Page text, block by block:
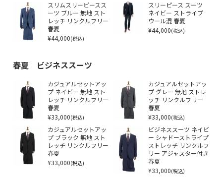
スリムスリーピースス
ーツ ブルー 無地 スト
レッチ リンクルフリー
春夏
¥44,000(税込)
スリーピース スーツ
ネイビー ストライプ
ウール混 春夏
¥44,000(税込)
春夏 ビジネススーツ
カジュアルセットアッ
プ ネイビー 無地 スト
レッチ リンクルフリー
春夏
¥33,000(税込)
カジュアルセットアッ
プ グレー 無地 ストレ
ッチ リンクルフリー
春夏
¥33,000(税込)
カジュアルセットアッ
プ ブラック 無地 スト
レッチ リンクルフリー
春夏
¥33,000(税込)
ビジネススーツ ネイビ
ー シャドーストライプ
ストレッチ リンクルフ
リー アジャスター付き
春夏
¥33,000(税込)